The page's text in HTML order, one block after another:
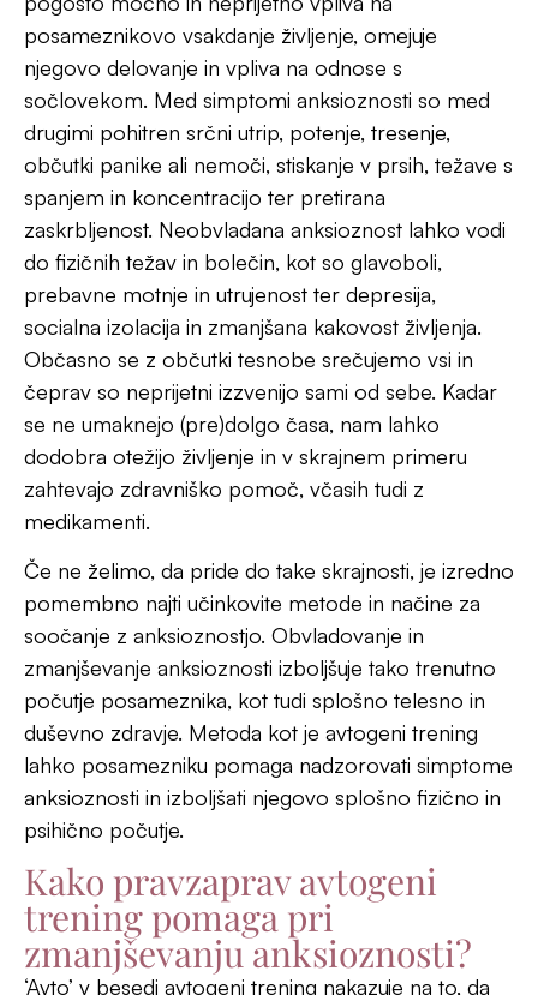
medikamenti.
Če ne želimo, da pride do take skrajnosti, je izredno
pomembno najti učinkovite metode in načine za
soočanje z anksioznostjo. Obvladovanje in
zmanjševanje anksioznosti izboljšuje tako trenutno
počutje posameznika, kot tudi splošno telesno in
duševno zdravje. Metoda kot je avtogeni trening
lahko posamezniku pomaga nadzorovati simptome
anksioznosti in izboljšati njegovo splošno fizično in
psihično počutje.
Kako pravzaprav avtogeni
trening pomaga pri
zmanjševanju anksioznosti?
‘Avto’ v besedi avtogeni trening nakazuje na to, da
gre za način samopomoči, torej gre za tehniko, ki
telesa. Gre za obliko samovodenega sproščanja, ki
s pomočjo ponavljajočih se gesel (afirmacij) in
vizualizacij pomirja telesni odziv na stres in tesnobo.
Metoda je bila razvita v zgodnjem 20. stoletju s
strani nemškega psihiatra Johanna Heinricha
Schultza in izhaja iz hipnoze. Schultz je po
poročanju svojih klientov ugotovil, da hipnotično
stanje pripelje do globoke sprostitve in povečane
osredotočenosti, kar ga je vodilo v razvoj
avtogenega treninga, tehnike torej, ki prinese
podobne ugodne rezultate kot hipnoza, a jo oseba
izvaja sama brez pomoči terapevta z glavnim
namenom umiritve in sprostitve. Zaradi